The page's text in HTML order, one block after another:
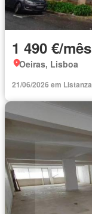
1 490 €/mês
Oeiras, Lisboa
21/06/2026 em Listanza